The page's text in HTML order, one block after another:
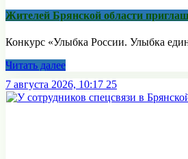
Жителей Брянской области
Конкурс «Улыбка России. Улыбка
Читать далее
7 августа 2026, 10:17 25